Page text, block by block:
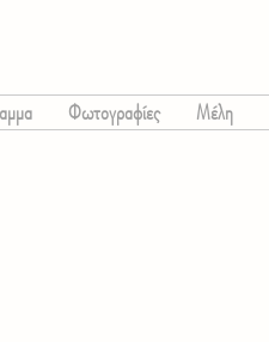
Φωτογραφίες Μέλη